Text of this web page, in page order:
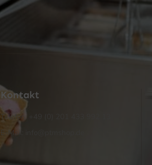
Kontakt
Telefon: +49 (0) 201 433 992 13
E-Mail: info@ptmshop.de